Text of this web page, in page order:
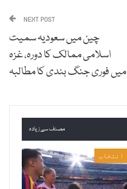
NEXT POST
چین میں سعودیہ سمیت
اسلامی ممالک کا دورہ، غزہ
میں فوری جنگ بندی کا مطالبہ
مصنف سے زیادہ
انتخاب